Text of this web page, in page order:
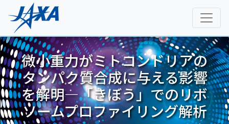
微小重力がミトコンドリアの
タンパク質合成に与える影響
を解明―「きぼう」でのリボ
ソームプロファイリング解析